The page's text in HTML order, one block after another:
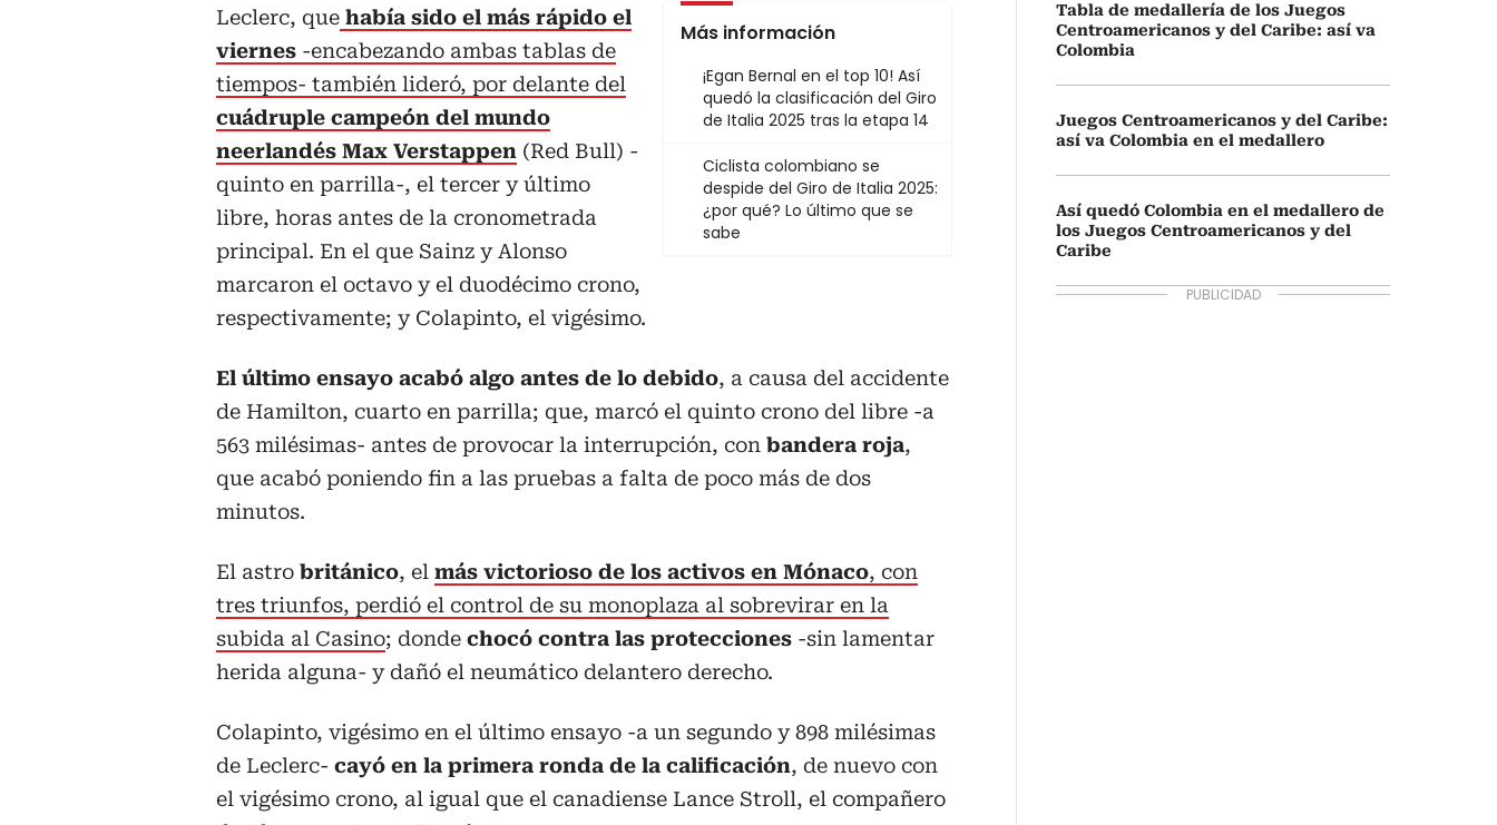
Más información
¡Egan Bernal en el top 10! Así
quedó la clasificación del Giro
de Italia 2025 tras la etapa 14
Ciclista colombiano se
despide del Giro de Italia 2025:
¿por qué? Lo último que se
sabe
Leclerc, que había sido el más rápido el
viernes -encabezando ambas tablas de
tiempos- también lideró, por delante del
cuádruple campeón del mundo
neerlandés Max Verstappen (Red Bull) -
quinto en parrilla-, el tercer y último
libre, horas antes de la cronometrada
principal. En el que Sainz y Alonso
marcaron el octavo y el duodécimo crono,
respectivamente; y Colapinto, el vigésimo.
El último ensayo acabó algo antes de lo debido, a causa del accidente
de Hamilton, cuarto en parrilla; que, marcó el quinto crono del libre -a
563 milésimas- antes de provocar la interrupción, con bandera roja,
que acabó poniendo fin a las pruebas a falta de poco más de dos
minutos.
El astro británico, el más victorioso de los activos en Mónaco, con
tres triunfos, perdió el control de su monoplaza al sobrevirar en la
subida al Casino; donde chocó contra las protecciones -sin lamentar
herida alguna- y dañó el neumático delantero derecho.
Colapinto, vigésimo en el último ensayo -a un segundo y 898 milésimas
de Leclerc- cayó en la primera ronda de la calificación, de nuevo con
el vigésimo crono, al igual que el canadiense Lance Stroll, el compañero
Tabla de medallería de los Juegos
Centroamericanos y del Caribe: así va
Colombia
Juegos Centroamericanos y del Caribe:
así va Colombia en el medallero
Así quedó Colombia en el medallero de
los Juegos Centroamericanos y del
Caribe